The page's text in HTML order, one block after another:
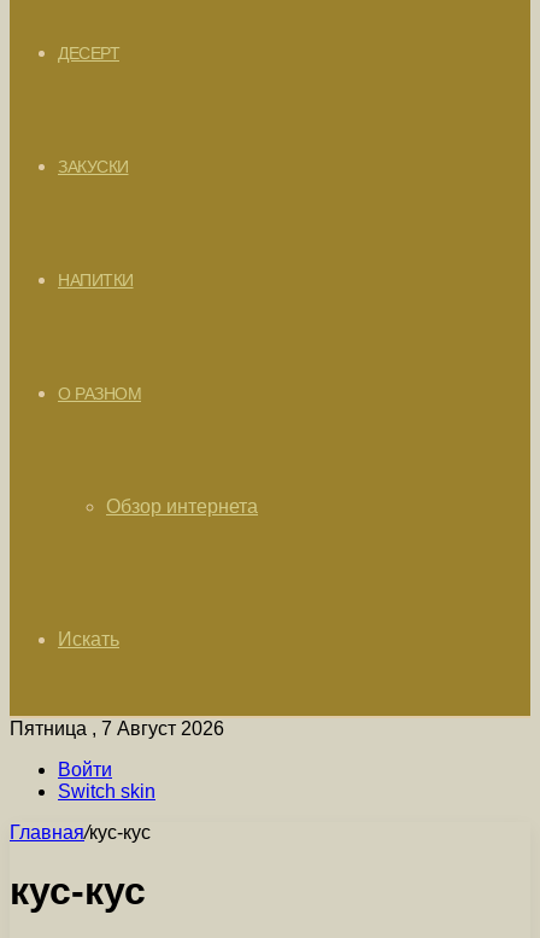
ДЕСЕРТ
ЗАКУСКИ
НАПИТКИ
О РАЗНОМ
Обзор интернета
Искать
Пятница , 7 Август 2026
Войти
Switch skin
Главная/кус-кус
кус-кус